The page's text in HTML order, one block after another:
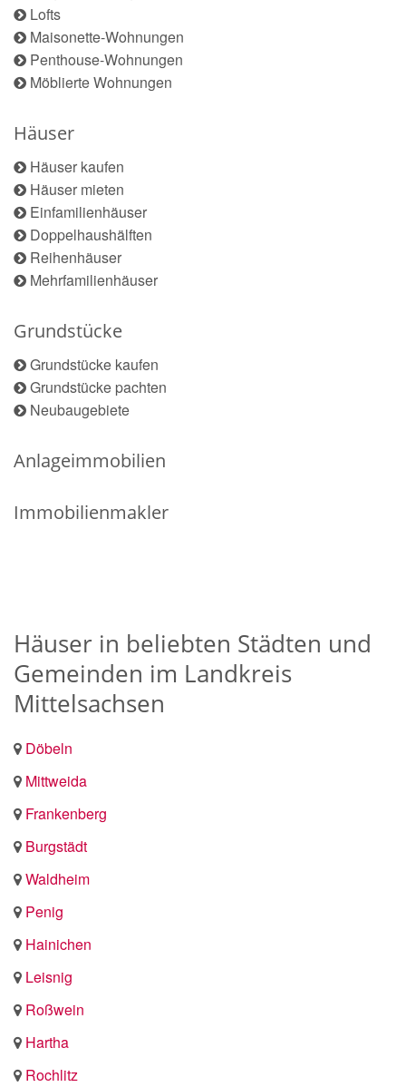
Lofts
Maisonette-Wohnungen
Penthouse-Wohnungen
Möblierte Wohnungen
Häuser
Häuser kaufen
Häuser mieten
Einfamilienhäuser
Doppelhaushälften
Reihenhäuser
Mehrfamilienhäuser
Grundstücke
Grundstücke kaufen
Grundstücke pachten
Neubaugebiete
Anlageimmobilien
Immobilienmakler
Häuser in beliebten Städten und
Gemeinden im Landkreis
Mittelsachsen
Döbeln
Mittweida
Frankenberg
Burgstädt
Waldheim
Penig
Hainichen
Leisnig
Roßwein
Hartha
Rochlitz